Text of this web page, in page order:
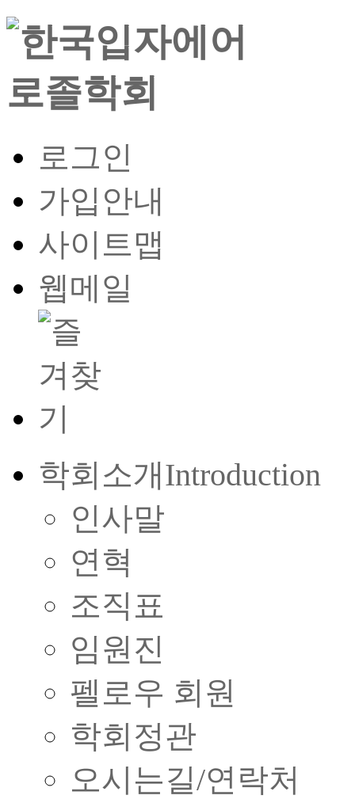
로그인
가입안내
사이트맵
웹메일
학회소개Introduction
인사말
연혁
조직표
임원진
펠로우 회원
학회정관
오시는길/연락처